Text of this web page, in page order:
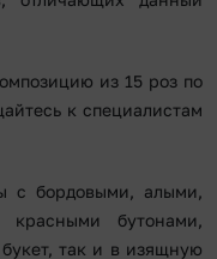
из 15 роз по
к специалистам
с бордовыми, алыми,
бутонами,
так и в изящную